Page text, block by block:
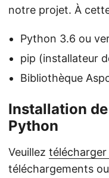
notre projet. À
Python 3.6 ou
pip (installateur
Bibliothèque
Installation
Python
Veuillez
téléchargements